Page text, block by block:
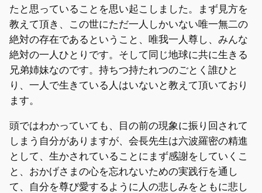
たと思っていることを思い起こしました。まず見方を
教えて頂き、この世にただ一人しかいない唯一無二の
絶対の存在であるということ、唯我一人尊し、みんな
絶対の一人ひとりです。そして同じ地球に共に生きる
兄弟姉妹なのです。持ちつ持たれつのごとく誰ひと
り、一人で生きている人はいないと教えて頂いており
ます。
頭ではわかっていても、目の前の現象に振り回されて
しまう自分がありますが、会長先生は六波羅密の精進
として、生かされていることにまず感謝をしていくこ
と、おかげさまの心を忘れないための実践行を通し
て、自分を尊び愛するように人の悲しみをともに悲し